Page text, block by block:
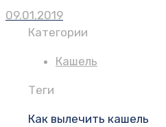
09.01.2019
Категории
Кашель
Теги
Как вылечить кашель